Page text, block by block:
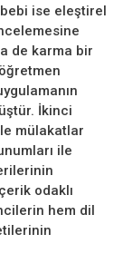
ise eleştirel
de karma bir
İkinci
mülakatlar
ile
odaklı
hem dil